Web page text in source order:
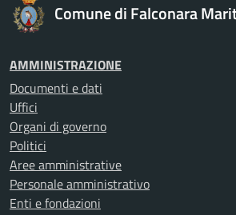
Comune di Falconara
AMMINISTRAZIONE
Documenti e dati
Uffici
Organi di governo
Politici
Aree amministrative
Personale amministrativo
Enti e fondazioni